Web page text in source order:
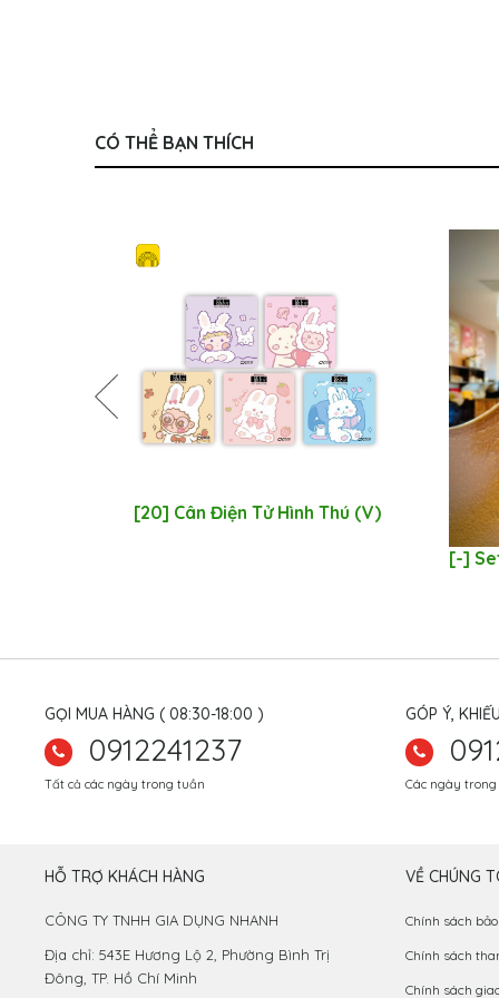
CÓ THỂ BẠN THÍCH
[20] Cân Điện Tử Hình Thú (V)
[-]
GỌI MUA HÀNG ( 08:30-18:00 )
0912241237
Tất cả các ngày trong tuần
GÓP Ý,
Các ngày
HỖ TRỢ KHÁCH HÀNG
CÔNG TY TNHH GIA DỤNG NHANH
Địa chỉ: 543E Hương Lộ 2, Phường Bình Trị
Đông, TP. Hồ Chí Minh
VỀ CHÚNG
Chính sách
Chính sách
Chính sách